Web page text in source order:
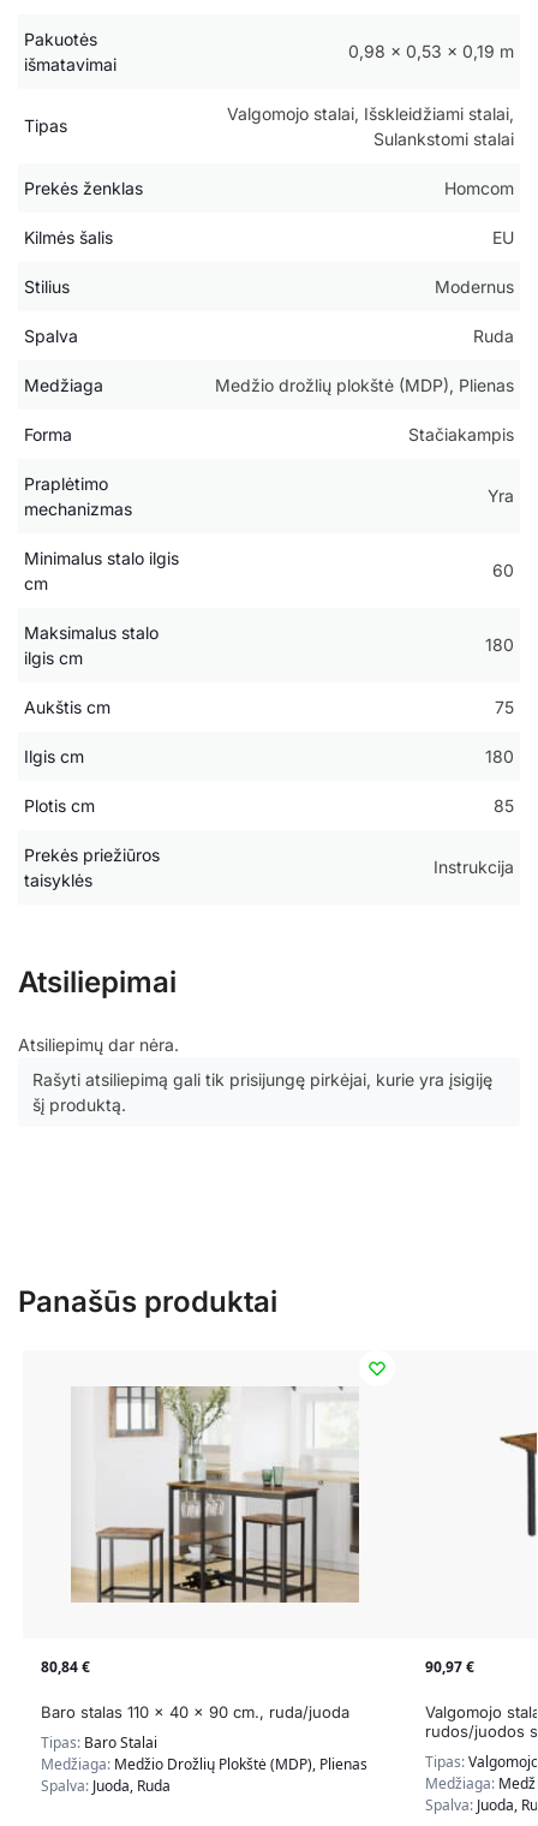
Pakuotės
išmatavimai
0,98 × 0,53 × 0,19 m
Tipas
Valgomojo stalai, Išskleidžiami stalai,
Sulankstomi stalai
Prekės ženklas Homcom
Kilmės šalis EU
Stilius Modernus
Spalva Ruda
Medžiaga Medžio drožlių plokštė (MDP), Plienas
Forma Stačiakampis
Praplėtimo
mechanizmas
Yra
Minimalus stalo ilgis
cm
60
Maksimalus stalo
ilgis cm
180
Aukštis cm 75
Ilgis cm 180
Plotis cm 85
Prekės priežiūros
taisyklės
Instrukcija
Atsiliepimai
Atsiliepimų dar nėra.
Rašyti atsiliepimą gali tik prisijungę pirkėjai, kurie yra įsigiję
šį produktą.
Panašūs produktai
80,84€
Baro stalas 110 x 40 x 90 cm., ruda/juoda
Tipas: Baro Stalai
Medžiaga: Medžio Drožlių Plokštė (MDP), Plienas
Spalva: Juoda, Ruda
90,97€
Valgomojo
rudos/juodos
Tipas:
Medžiaga:
Spalva: Juoda,